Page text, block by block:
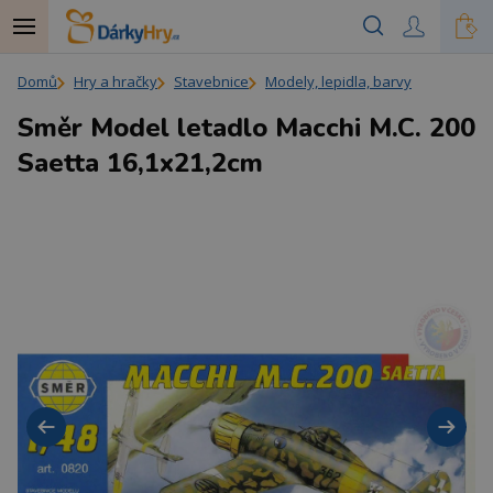
Domů Hry a hračky Stavebnice Modely, lepidla, barvy
Směr Model letadlo Macchi M.C. 200
Saetta 16,1x21,2cm